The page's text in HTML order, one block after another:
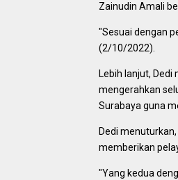
Zainudin Amali
"Sesuai dengan
(2/10/2022).
Lebih lanjut,
mengerahkan
Surabaya guna
Dedi
memberikan
"Yang kedua